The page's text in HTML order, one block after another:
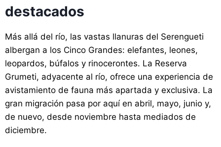
destacados
Más allá del río, las vastas llanuras del Serengueti
albergan a los Cinco Grandes: elefantes, leones,
leopardos, búfalos y rinocerontes. La Reserva
Grumeti, adyacente al río, ofrece una experiencia de
avistamiento de fauna más apartada y exclusiva. La
gran migración pasa por aquí en abril, mayo, junio y,
de nuevo, desde noviembre hasta mediados de
diciembre.